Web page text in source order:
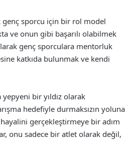
genç sporcu için bir rol model
ve onun gibi başarılı olabilmek
genç sporculara mentorluk
katkıda bulunmak ve kendi
bir yıldız olarak
hedefiyle durmaksızın yoluna
gerçekleştirmeye bir adım
onu sadece bir atlet olarak değil,